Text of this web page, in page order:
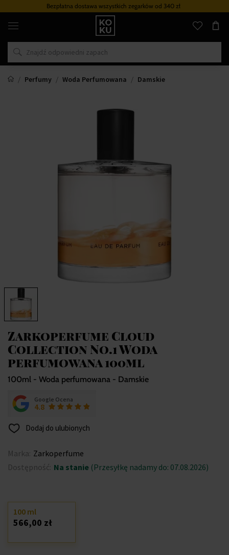
Bezpłatna dostawa wszystkich zegarkówod 340 zł
Oryginalne
perfumy
zegarki
w
miejscu
Perfumy
Woda Perfumowana Damskie
Zarkoperfume Cloud
Collection No.1 Woda
perfumowana 100ml
100ml - Woda perfumowana - Damskie
Google Ocena
4.8
Dodaj do ulubionych
Marka: Zarkoperfume
Dostępność: Na stanie (Przesyłkę nadamy do: 07.08.2026)
100 ml
566,00 zł